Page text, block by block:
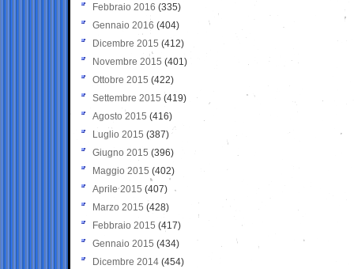
Febbraio 2016 (335)
Gennaio 2016 (404)
Dicembre 2015 (412)
Novembre 2015 (401)
Ottobre 2015 (422)
Settembre 2015 (419)
Agosto 2015 (416)
Luglio 2015 (387)
Giugno 2015 (396)
Maggio 2015 (402)
Aprile 2015 (407)
Marzo 2015 (428)
Febbraio 2015 (417)
Gennaio 2015 (434)
Dicembre 2014 (454)